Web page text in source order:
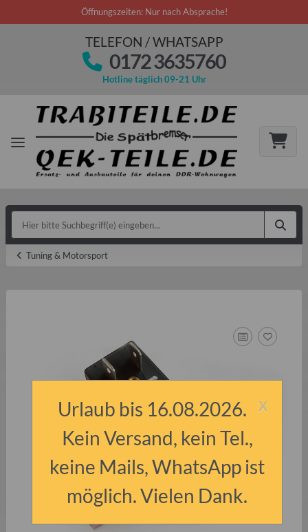
Öffnungszeiten: Nur nach Absprache!
TELEFON / WHATSAPP
0172 3635760
Hotline täglich 09-21 Uhr
Tuning & Motorsport
x
Urlaub bis 16.08.2026.
Kein Versand, kein Tel.,
keine Mails, WhatsApp ist
möglich. Vielen Dank.